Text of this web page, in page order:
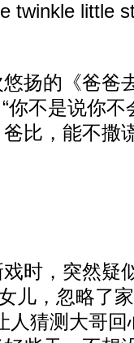
little
的《爸爸
你不是说你
比，能不撒
，突然疑
儿，忽略了
人猜测大哥